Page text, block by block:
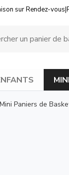
sur Rendez-vous|
Mini Paniers de